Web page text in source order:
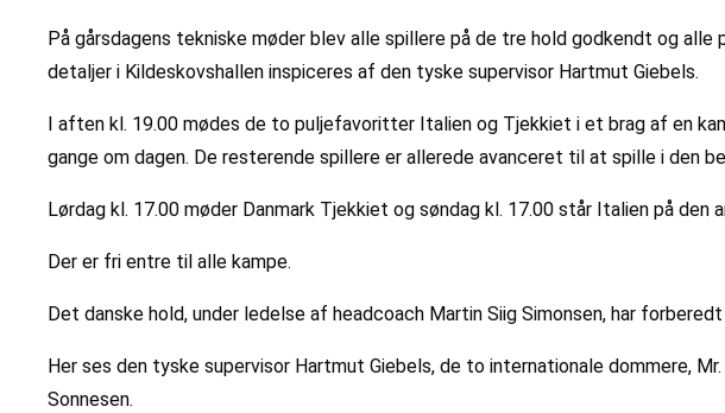
På gårsdagens tekniske møder blev alle spillere på de tre hold godkendt og
detaljer i Kildeskovshallen inspiceres af den tyske supervisor Hartmut Giebels.
I aften kl. 19.00 mødes de to puljefavoritter Italien og Tjekkiet i et brag af en
gange om dagen. De resterende spillere er allerede avanceret til at spille i den
Lørdag kl. 17.00 møder Danmark Tjekkiet og søndag kl. 17.00 står Italien på den
Der er fri entre til alle kampe.
Det danske hold, under ledelse af headcoach Martin Siig Simonsen, har
Her ses den tyske supervisor Hartmut Giebels, de to internationale dommere,
Sonnesen.